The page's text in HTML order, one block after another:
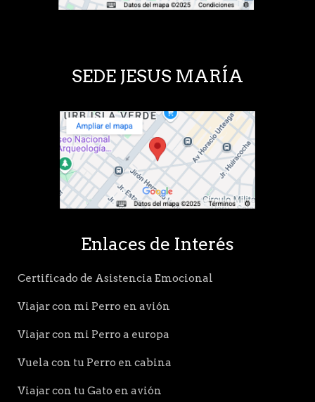
SEDE JESUS MARÍA
Enlaces de Interés
Certificado de Asistencia Emocional
Viajar con mi Perro en avión
Viajar con mi Perro a europa
Vuela con tu Perro en cabina
Viajar con tu Gato en avión